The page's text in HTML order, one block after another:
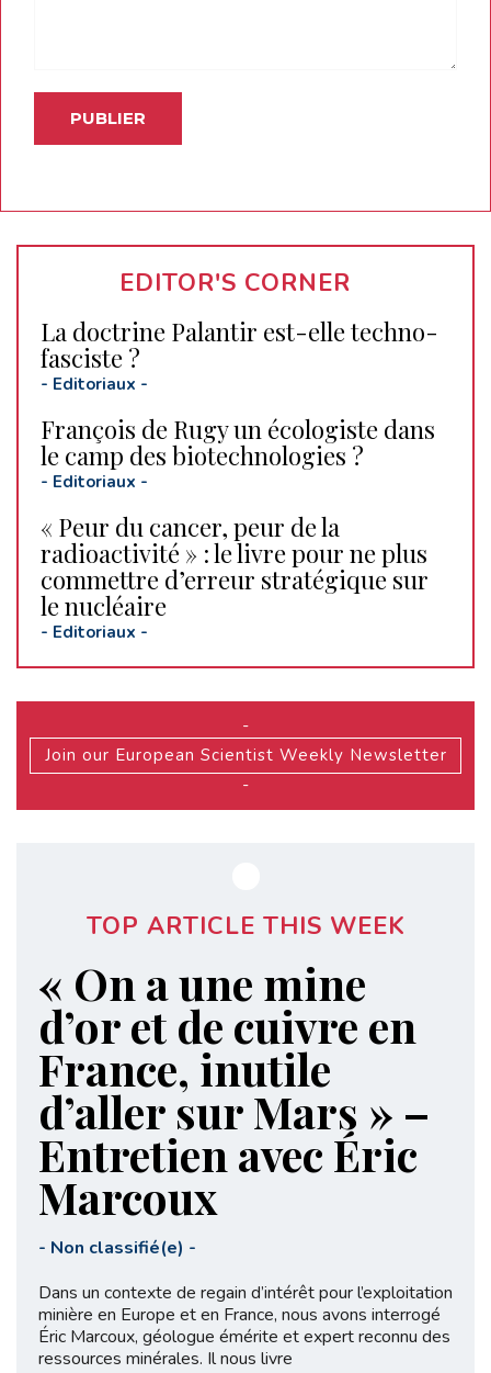
EDITOR'S CORNER
La doctrine Palantir est-elle techno-
fasciste ?
- Editoriaux -
François de Rugy un écologiste dans
le camp des biotechnologies ?
- Editoriaux -
« Peur du cancer, peur de la
radioactivité » : le livre pour ne plus
commettre d’erreur stratégique sur
le nucléaire
- Editoriaux -
-
Join our European Scientist Weekly Newsletter
-
TOP ARTICLE THIS WEEK
« On a une mine
d’or et de cuivre en
France, inutile
d’aller sur Mars » –
Entretien avec Éric
Marcoux
- Non classifié(e) -
Dans un contexte de regain d’intérêt pour l’exploitation
minière en Europe et en France, nous avons interrogé
Éric Marcoux, géologue émérite et expert reconnu des
ressources minérales. Il nous livre